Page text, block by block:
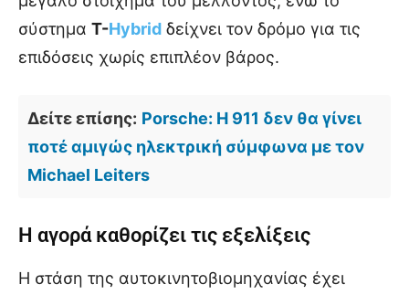
σύστημα T-Hybrid δείχνει τον δρόμο για τις
επιδόσεις χωρίς επιπλέον βάρος.
Δείτε επίσης: Porsche: Η 911 δεν θα γίνει
ποτέ αμιγώς ηλεκτρική σύμφωνα με τον
Michael Leiters
Η αγορά καθορίζει τις εξελίξεις
Η στάση της αυτοκινητοβιομηχανίας έχει